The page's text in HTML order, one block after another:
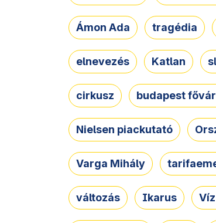
Ámon Ada tragédia
elnevezés Katlan
cirkusz budapest
Nielsen piackutató
Varga Mihály
változás Ikarus